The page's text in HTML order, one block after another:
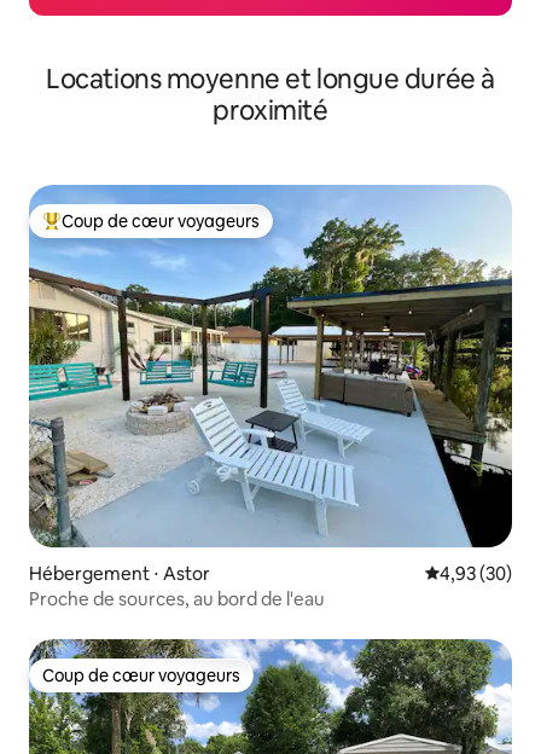
Locations moyenne et longue durée à
proximité
Coups de cœur voyageurs les plus appréciés
Coup de cœur voyageurs
Hébergement ⋅ Astor Évaluation
4,93 (30)
Proche de sources, au bord de l'eau
Coup de cœur voyageurs
Coup de cœur voyageurs